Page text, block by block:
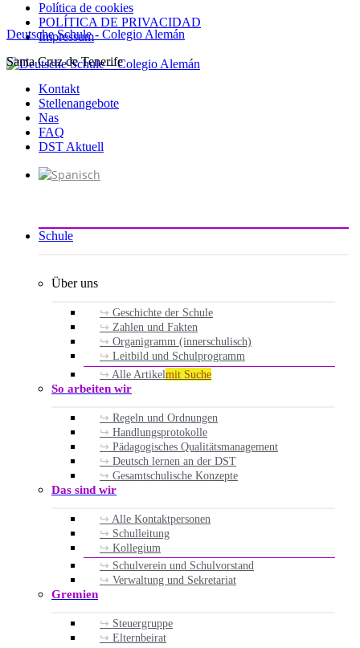
Política de cookies
POLÍTICA DE PRIVACIDAD
Impressum
Zum
springen
Deutsche Schule - Colegio Alemán
Santa Cruz de Tenerife
Kontakt
Stellenangebote
Nas
FAQ
DST Aktuell
Schule
Über uns
Geschichte der Schule
Zahlen und Fakten
Organigramm (innerschulisch)
Leitbild und Schulprogramm
Alle Artikelmit Suche
So arbeiten wir
Regeln und Ordnungen
Handlungsprotokolle
Pädagogisches Qualitätsmanagement
Deutsch lernen an der DST
Gesamtschulische Konzepte
Das sind wir
Alle Kontaktpersonen
Schulleitung
Kollegium
Schulverein und Schulvorstand
Verwaltung und Sekretariat
Gremien
Steuergruppe
Elternbeirat